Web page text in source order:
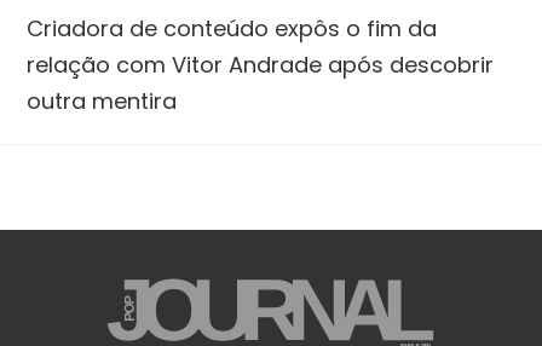
Criadora de conteúdo expôs o fim da
relação com Vitor Andrade após descobrir
outra mentira